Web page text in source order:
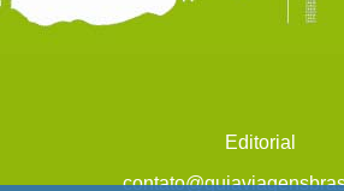
Editorial